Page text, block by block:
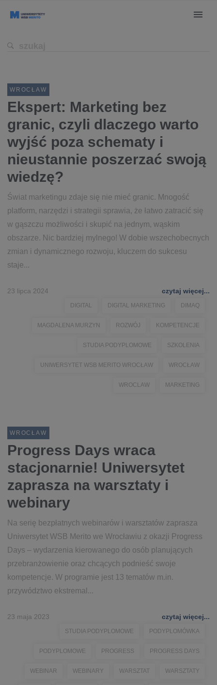
WROCŁAW
Ekspert: Marketing bez
granic, czyli dlaczego warto
wyjść poza schematy i
nieustannie poszerzać swoją
wiedzę?
Świat marketingu zdaje się nie mieć granic. Mnogość
platform, narzędzi i strategii sprawia, że łatwo zatracić się
w gąszczu możliwości i skupić na jednym, wąskim
obszarze. Nic bardziej mylnego! W dobie wszechobecnych
zmian i dynamicznego rozwoju, kluczem do sukcesu
staje...
23 lipca 2024 czytaj więcej...
DIGITAL DIGITAL MARKETING DIMAQ
MAGDALENA MURZYN ROZWÓJ KOMPETENCJE
STUDIA PODYPLOMOWE SZKOLENIA
UNIWERSYTET WSB MERITO WROCŁAW WROCŁAW
WROCLAW MARKETING
WROCŁAW
Progress Days wraca
stacjonarnie! Uniwersytet
zaprasza na warsztaty i
webinary
Na serię bezpłatnych webinarów i warsztatów zaprasza
Uniwersytet WSB Merito we Wrocławiu z okazji Progress
Days – wydarzenia kierowanego do osób planujących
przebranżowienie oraz chcących podnieść swoje
kompetencje. W programie jest 13 tematów m.in.
przywództwo ekstremal...
23 maja 2023 czytaj więcej...
STUDIA PODYPLOMOWE PODYPLOMÓWKA
PODYPLOMOWE PROGRESS PROGRESS DAYS
WEBINAR WEBINARY WARSZTAT WARSZTATY